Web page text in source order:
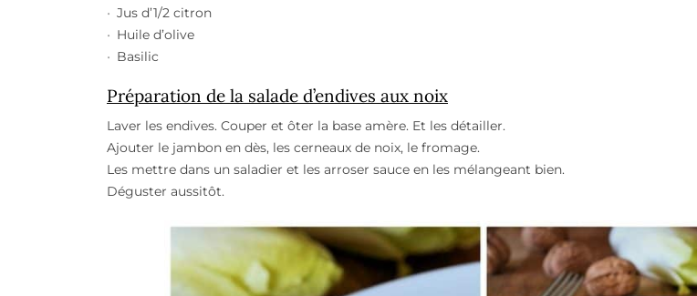
Jus d’1/2 citron
Huile d’olive
Basilic
Préparation de la salade d’endives aux noix
Laver les endives. Couper et ôter la base amère. Et les détailler.
Ajouter le jambon en dès, les cerneaux de noix, le fromage.
Les mettre dans un saladier et les arroser sauce en les mélangeant bien.
Déguster aussitôt.